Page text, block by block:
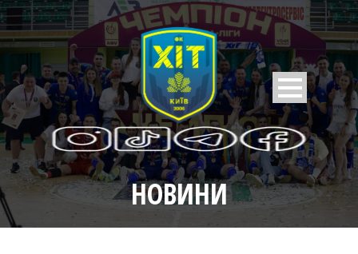
НОВИНИ